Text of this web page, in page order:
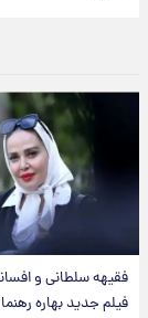
فقیهه سلطانی و
فیلم جدید بهاره رهنما